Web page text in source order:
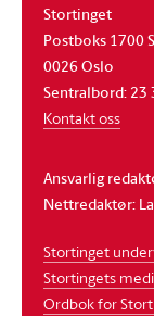
Stortinget
Postboks 1700
0026 Oslo
Sentralbord: 23
Kontakt oss
Ansvarlig
Nettredaktør:
Stortinget
Stortingets
Ordbok for